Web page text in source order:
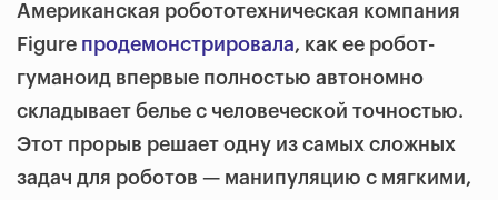
Американская робототехническая компания
Figure продемонстрировала, как ее робот-
гуманоид впервые полностью автономно
складывает белье с человеческой точностью.
Этот прорыв решает одну из самых сложных
задач для роботов — манипуляцию с мягкими,